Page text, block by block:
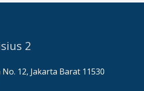
2
No. 12, Jakarta Barat 11530